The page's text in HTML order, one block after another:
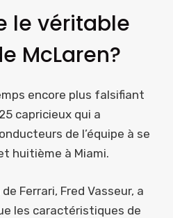
le véritable
McLaren?
encore plus falsifiant
capricieux qui a
de l’équipe à se
huitième à Miami.
Ferrari, Fred Vasseur, a
les caractéristiques de